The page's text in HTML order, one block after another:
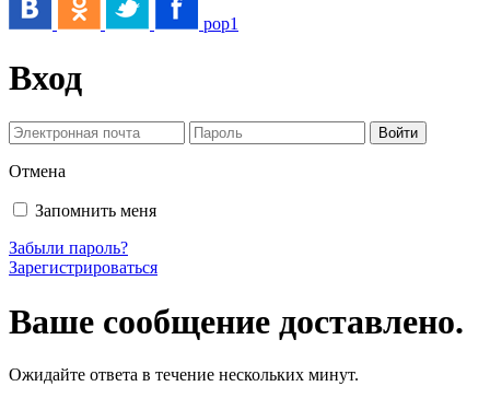
pop1
Вход
Отмена
Запомнить меня
Забыли пароль?
Зарегистрироваться
Ваше сообщение доставлено.
Ожидайте ответа в течение нескольких минут.